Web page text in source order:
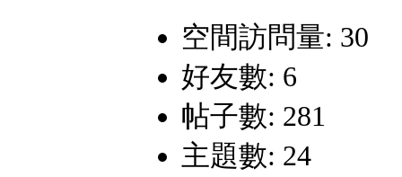
空間訪問量: 30
好友數: 6
帖子數: 281
主題數: 24